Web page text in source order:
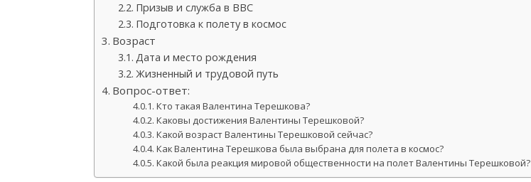
Призыв и служба в ВВС
Подготовка к полету в космос
Возраст
Дата и место рождения
Жизненный и трудовой путь
Вопрос-ответ:
Кто такая Валентина Терешкова?
Каковы достижения Валентины Терешковой?
Какой возраст Валентины Терешковой сейчас?
Как Валентина Терешкова была выбрана для полета в космос?
Какой была реакция мировой общественности на полет Валентины Терешковой?